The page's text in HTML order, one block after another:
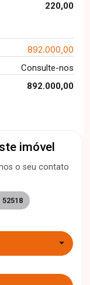
220,00
892.000,00
Consulte-nos
892.000,00
imóvel
o seu contato
52518